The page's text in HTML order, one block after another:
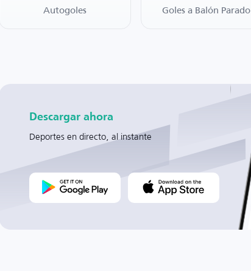
Autogoles Goles a Balón Parado
Descargar ahora
Deportes en directo, al instante